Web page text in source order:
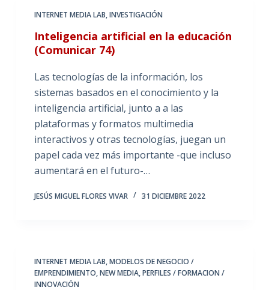
INTERNET MEDIA LAB,INVESTIGACIÓN
Inteligencia artificial en la educación
(Comunicar 74)
Las tecnologías de la información, los
sistemas basados en el conocimiento y la
inteligencia artificial, junto a a las
plataformas y formatos multimedia
interactivos y otras tecnologías, juegan un
papel cada vez más importante -que incluso
aumentará en el futuro-…
JESÚS MIGUEL FLORES VIVAR 31 DICIEMBRE 2022
INTERNET MEDIA LAB,MODELOS DE NEGOCIO /
EMPRENDIMIENTO,NEW MEDIA,PERFILES / FORMACION /
INNOVACIÓN